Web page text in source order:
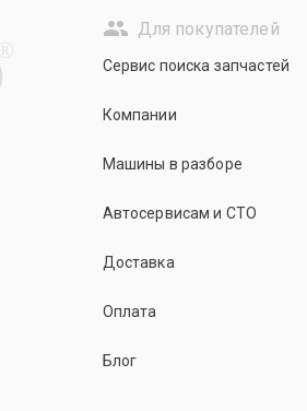
R
Для покупателей
Сервис поиска запчастей
Компании
Машины в разборе
Автосервисам и СТО
Доставка
Оплата
Блог